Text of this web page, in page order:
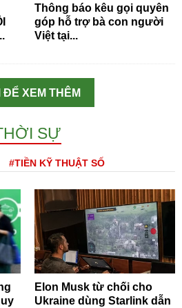
Thông báo kêu gọi quyên
góp hỗ trợ bà con người
Việt tại...
ĐỂ XEM THÊM
SỰ
#TIỀN KỸ THUẬT SỐ
Elon Musk từ chối cho
Ukraine dùng Starlink dẫn